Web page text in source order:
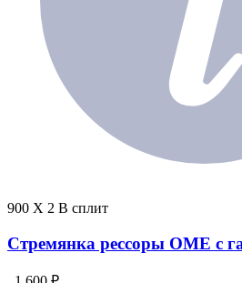
900 X 2 В сплит
Стремянка рессоры OME с